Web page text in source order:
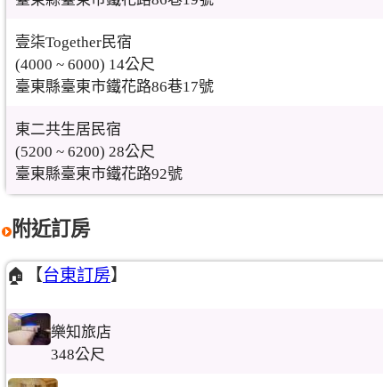
壹柒Together民宿
(4000 ~ 6000) 14公尺
臺東縣臺東市鐵花路86巷17號
東二共生居民宿
(5200 ~ 6200) 28公尺
臺東縣臺東市鐵花路92號
附近訂房
🏠【台東訂房】
樂知旅店
348公尺